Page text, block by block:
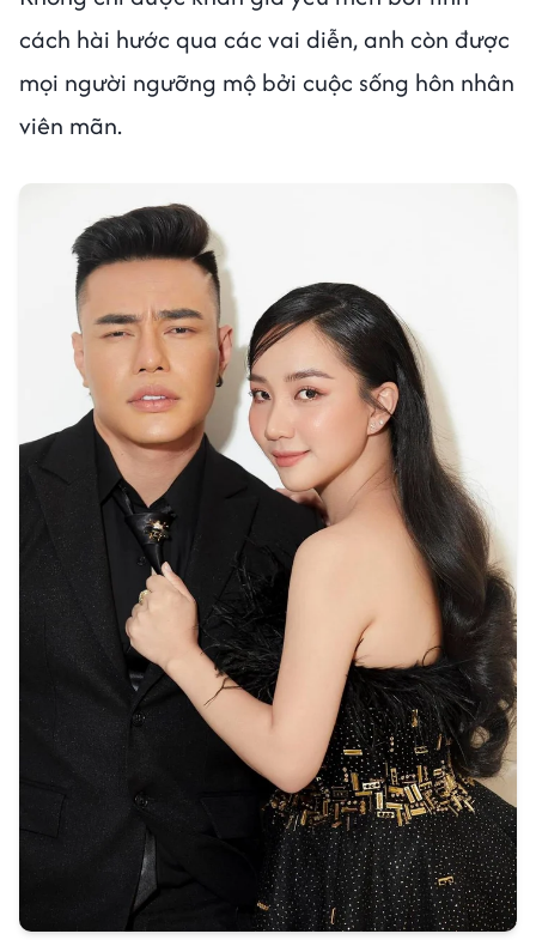
cách hài hước qua các vai diễn, anh còn được
mọi người ngưỡng mộ bởi cuộc sống hôn nhân
viên mãn.